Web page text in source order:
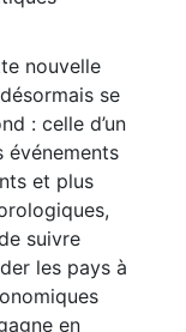
nouvelle
se
: celle d’un
événements
et plus
suivre
les pays à
en